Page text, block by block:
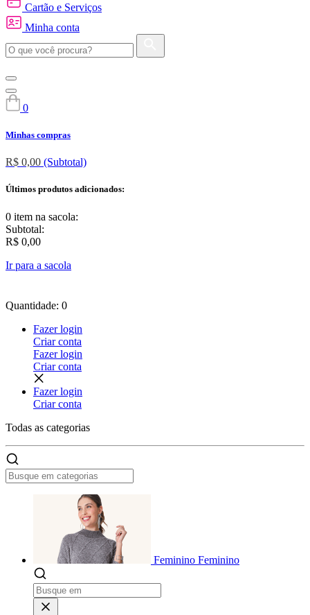
Cartão e Serviços
Minha conta
0
Minhas compras
R$ 0,00 (Subtotal)
Últimos produtos adicionados:
0 item na sacola:
Subtotal:
R$ 0,00
Ir para a sacola
Quantidade: 0
Fazer login
Criar conta
Fazer login
Criar conta
Fazer login
Criar conta
Todas as categorias
Feminino Feminino